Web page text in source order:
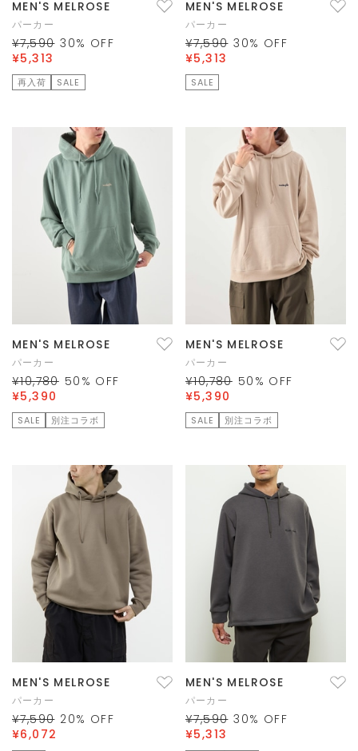
MEN'S MELROSE
パーカー
¥7,590 30% OFF
¥5,313
再入荷 SALE
MEN'S MELROSE
パーカー
¥7,590 30% OFF
¥5,313
SALE
MEN'S MELROSE
パーカー
¥10,780 50 % OFF
¥5,390
SALE 別注コラボ
MEN'S MELROSE
パーカー
¥10,780 50 % OFF
¥5,390
SALE 別注コラボ
MEN'S MELROSE
パーカー
¥7,590 20% OFF
¥6,072
MEN'S MELROSE
パーカー
¥7,590 30% OFF
¥5,313